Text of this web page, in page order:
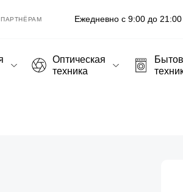
ПАРТНЁРАМ Ежедневно с 9:00 до 21:00
Оптическая
техника